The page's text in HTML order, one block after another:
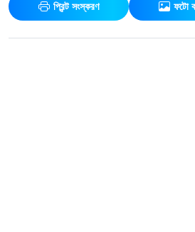
প্রিন্ট সংস্করণ ফটো